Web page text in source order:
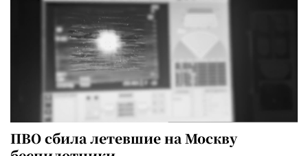
ПВО сбила летевшие на Москву